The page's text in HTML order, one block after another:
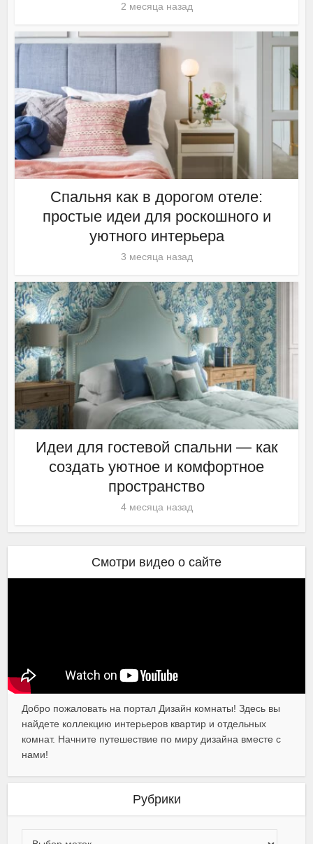
2 месяца назад
Спальня как в дорогом отеле:
простые идеи для роскошного и
уютного интерьера
3 месяца назад
Идеи для гостевой спальни — как
создать уютное и комфортное
пространство
4 месяца назад
Смотри видео о сайте
Добро пожаловать на портал Дизайн комнаты! Здесь вы
найдете коллекцию интерьеров квартир и отдельных
комнат. Начните путешествие по миру дизайна вместе с
нами!
Рубрики